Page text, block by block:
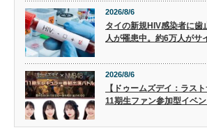
2026/8/6
タイの新規HIV感染者に歯
人が罹患中。約6万人がサ
2026/8/6
【ドゥームズデイ：ラス
11期生ファン参加型イベン